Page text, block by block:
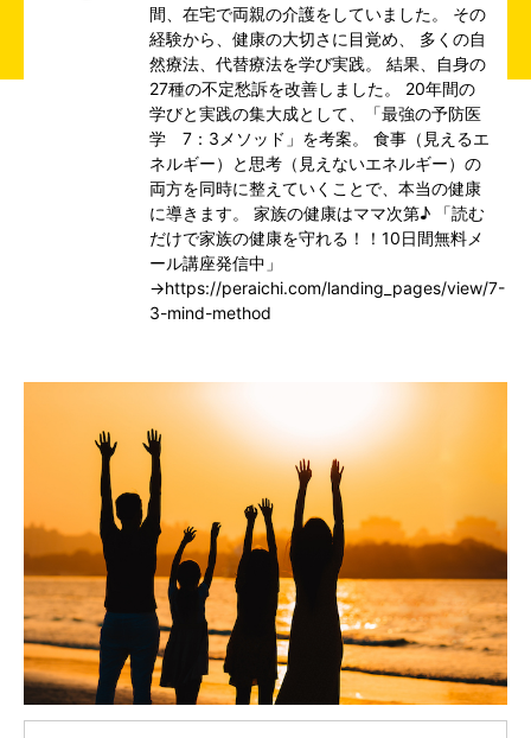
間、在宅で両親の介護をしていました。 その
経験から、健康の大切さに目覚め、 多くの自
然療法、代替療法を学び実践。 結果、自身の
27種の不定愁訴を改善しました。 20年間の
学びと実践の集大成として、「最強の予防医
学 7：3メソッド」を考案。 食事（見えるエ
ネルギー）と思考（見えないエネルギー）の
両方を同時に整えていくことで、本当の健康
に導きます。 家族の健康はママ次第♪ 「読む
だけで家族の健康を守れる！！10日間無料メ
ール講座発信中」
→https://peraichi.com/landing_pages/view/7-
3-mind-method